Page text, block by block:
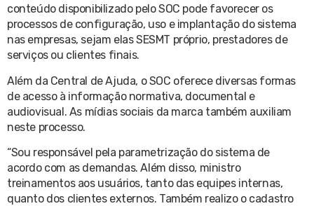
conteúdo disponibilizado pelo SOC pode favorecer os
processos de configuração, uso e implantação do sistema
nas empresas, sejam elas SESMT próprio, prestadores de
serviços ou clientes finais.
Além da Central de Ajuda, o SOC oferece diversas formas
de acesso à informação normativa, documental e
audiovisual. As mídias sociais da marca também auxiliam
neste processo.
“Sou responsável pela parametrização do sistema de
acordo com as demandas. Além disso, ministro
treinamentos aos usuários, tanto das equipes internas,
quanto dos clientes externos. Também realizo o cadastro